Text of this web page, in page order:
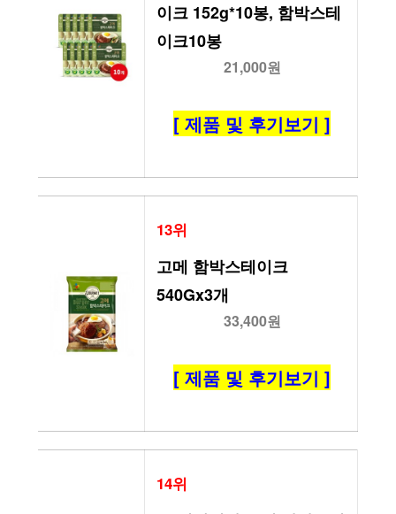
이크 152g*10봉, 함박스테
이크10봉
21,000원
[ 제품 및 후기보기 ]
13위
고메 함박스테이크
540Gx3개
33,400원
[ 제품 및 후기보기 ]
14위